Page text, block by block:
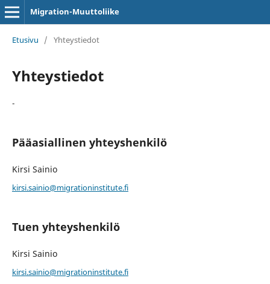
Migration-Muuttoliike
Etusivu / Yhteystiedot
Yhteystiedot
-
Pääasiallinen yhteyshenkilö
Kirsi Sainio
kirsi.sainio@migrationinstitute.fi
Tuen yhteyshenkilö
Kirsi Sainio
kirsi.sainio@migrationinstitute.fi